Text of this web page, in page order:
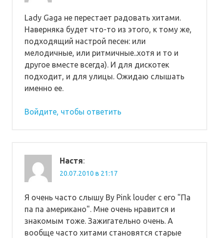
Lady Gaga не перестает радовать хитами.
Наверняка будет что-то из этого, к тому же,
подходящий настрой песен: или
мелодичные, или ритмичные..хотя и то и
другое вместе всегда). И для дискотек
подходит, и для улицы. Ожидаю слышать
именно ее.
Войдите, чтобы ответить
Настя:
20.07.2010 в 21:17
Я очень часто слышу Вy Pink louder с его "Па
па па американо". Мне очень нравится и
знакомым тоже. Зажигательно очень. А
вообще часто хитами становятся старые